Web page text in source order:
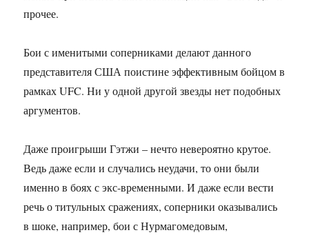
прочее.
Бои с именитыми соперниками делают данного
представителя США поистине эффективным бойцом в
рамках UFC. Ни у одной другой звезды нет подобных
аргументов.
Даже проигрыши Гэтжи – нечто невероятно крутое.
Ведь даже если и случались неудачи, то они были
именно в боях с экс-временными. И даже если вести
речь о титульных сражениях, соперники оказывались
в шоке, например, бои с Нурмагомедовым,